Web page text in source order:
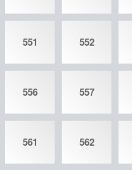
551 552
556 557
561 562